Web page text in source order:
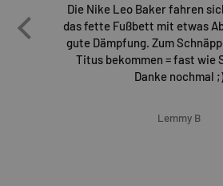
Die Nike Leo Baker fahren
das fette Fußbett mit etwas
gute Dämpfung. Zum
Titus bekommen = fast wie
Danke nochmal ;)
Lemmy B